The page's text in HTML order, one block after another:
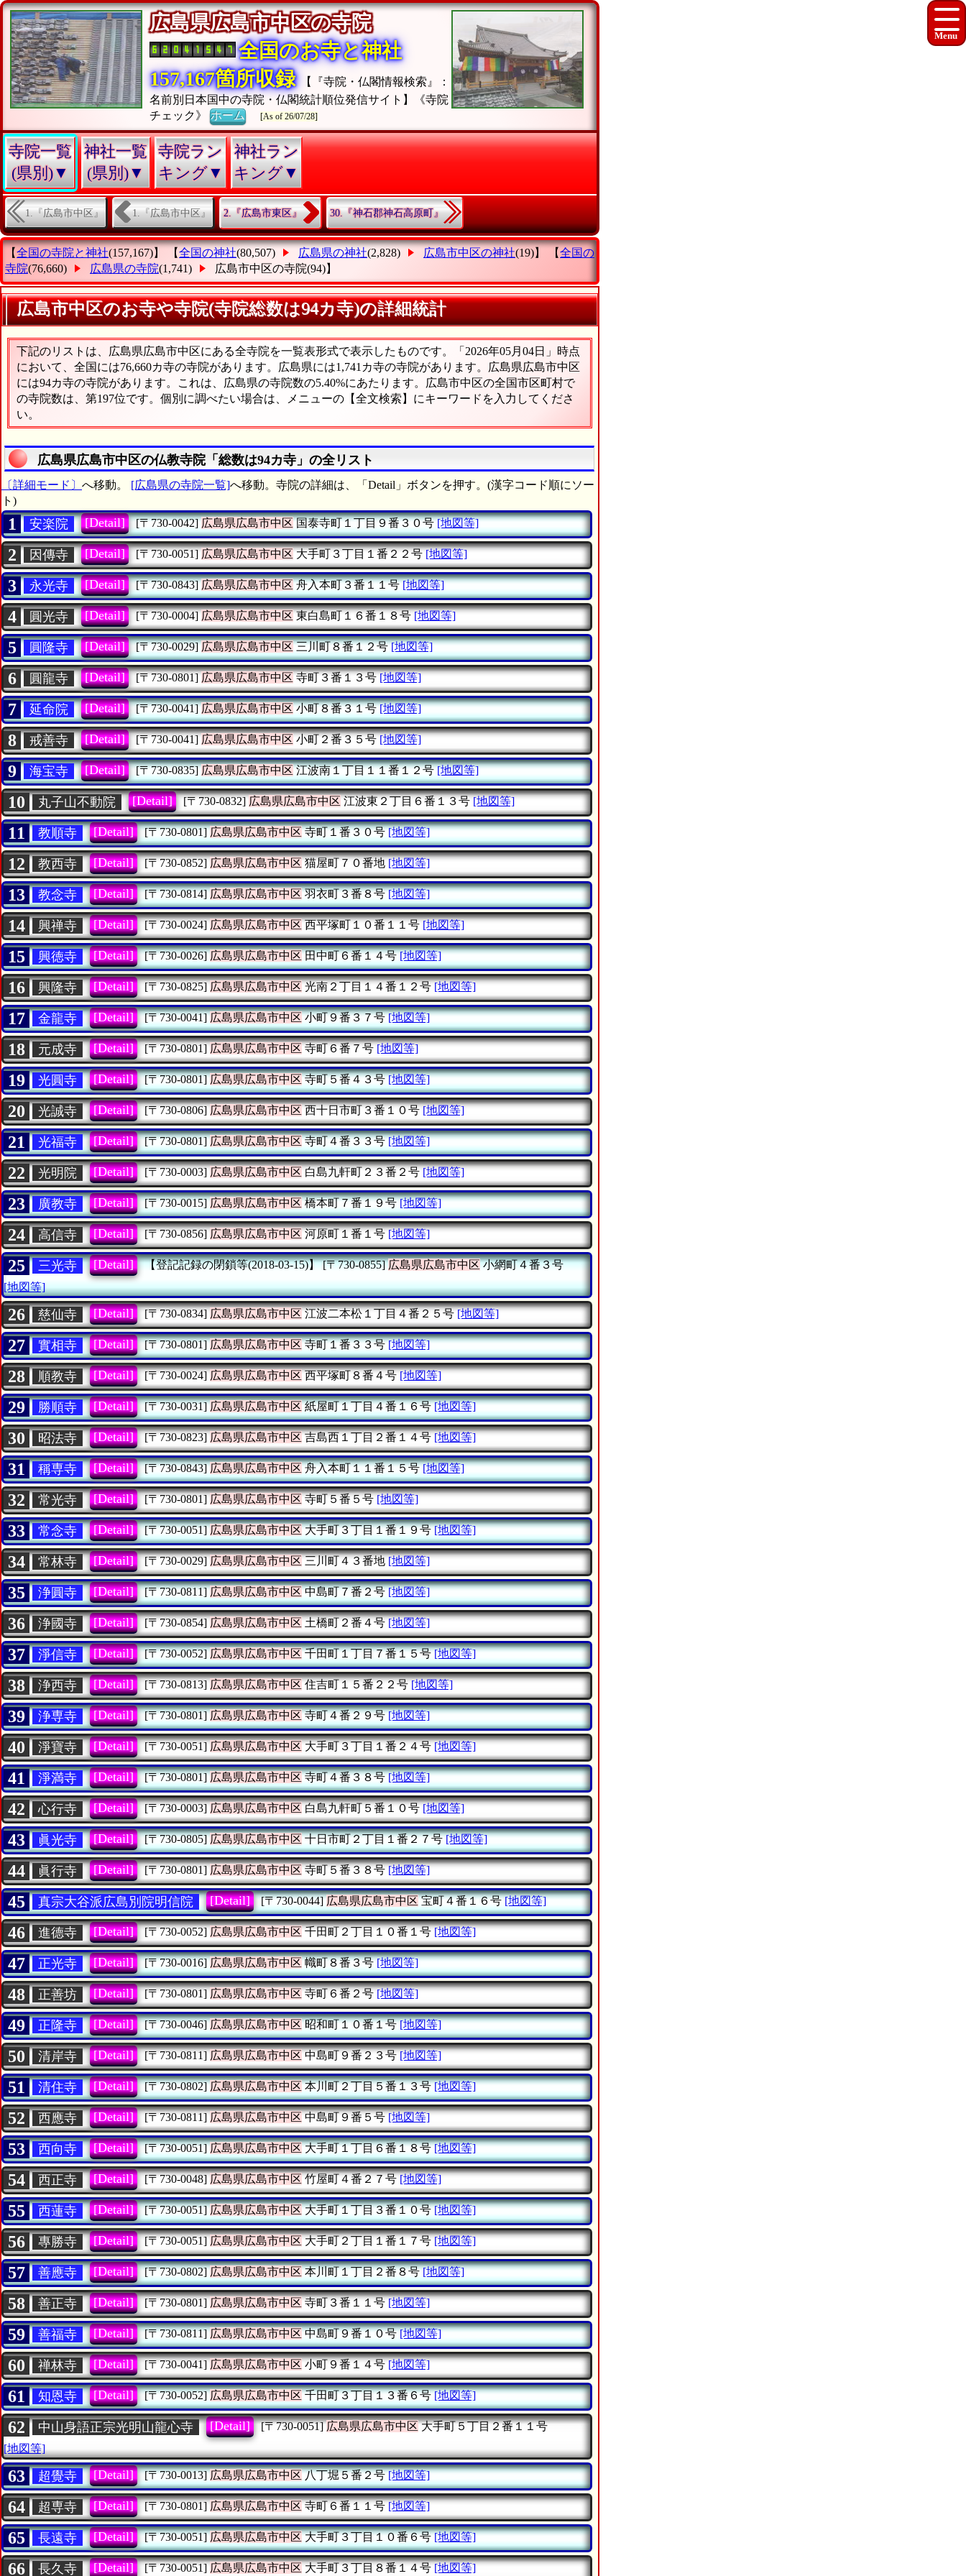
広島県広島市中区の寺院
全国のお寺と神社
157,167箇所収録
【『寺院・仏閣情報検索』：
名前別日本国中の寺院・仏閣統計順位発信サイト】《寺院
チェック》ホーム [As of 26/07/28]
寺院一覧
(県別)▼
神社一覧
(県別)▼
寺院ラン
キング▼
神社ラン
キング▼
1.『広島市中区』 1.『広島市中区』 2.『広島市東区』 30.『神石郡神石高原町』
【全国の寺院と神社(157,167)】 【全国の神社(80,507) 広島県の神社(2,828) 広島市中区の神社(19)】 【全国の
寺院(76,660) 広島県の寺院(1,741) 広島市中区の寺院(94)】
広島市中区のお寺や寺院(寺院総数は94カ寺)の詳細統計
下記のリストは、広島県広島市中区にある全寺院を一覧表形式で表示したものです。「2026年05月04日」時点
において、全国には76,660カ寺の寺院があります。広島県には1,741カ寺の寺院があります。広島県広島市中区
には94カ寺の寺院があります。これは、広島県の寺院数の5.40%にあたります。広島市中区の全国市区町村で
の寺院数は、第197位です。個別に調べたい場合は、メニューの【全文検索】にキーワードを入力してくださ
い。
広島県広島市中区の仏教寺院「総数は94カ寺」の全リスト
〔詳細モード〕 へ移動。 [広島県の寺院一覧]へ移動。寺院の詳細は、「Detail」ボタンを押す。(漢字コード順にソー
ト)
1 安楽院 [Detail] [〒730-0042] 広島県広島市中区国泰寺町１丁目９番３０号 [地図等]
2 因傳寺 [Detail] [〒730-0051] 広島県広島市中区大手町３丁目１番２２号 [地図等]
3 永光寺 [Detail] [〒730-0843] 広島県広島市中区舟入本町３番１１号 [地図等]
4 圓光寺 [Detail] [〒730-0004] 広島県広島市中区東白島町１６番１８号 [地図等]
5 圓隆寺 [Detail] [〒730-0029] 広島県広島市中区三川町８番１２号 [地図等]
6 圓龍寺 [Detail] [〒730-0801] 広島県広島市中区寺町３番１３号 [地図等]
7 延命院 [Detail] [〒730-0041] 広島県広島市中区小町８番３１号 [地図等]
8 戒善寺 [Detail] [〒730-0041] 広島県広島市中区小町２番３５号 [地図等]
9 海宝寺 [Detail] [〒730-0835] 広島県広島市中区江波南１丁目１１番１２号 [地図等]
10 丸子山不動院 [Detail] [〒730-0832] 広島県広島市中区江波東２丁目６番１３号 [地図等]
11 教順寺 [Detail] [〒730-0801] 広島県広島市中区寺町１番３０号 [地図等]
12 教西寺 [Detail] [〒730-0852] 広島県広島市中区猫屋町７０番地 [地図等]
13 教念寺 [Detail] [〒730-0814] 広島県広島市中区羽衣町３番８号 [地図等]
14 興禅寺 [Detail] [〒730-0024] 広島県広島市中区西平塚町１０番１１号 [地図等]
15 興徳寺 [Detail] [〒730-0026] 広島県広島市中区田中町６番１４号 [地図等]
16 興隆寺 [Detail] [〒730-0825] 広島県広島市中区光南２丁目１４番１２号 [地図等]
17 金龍寺 [Detail] [〒730-0041] 広島県広島市中区小町９番３７号 [地図等]
18 元成寺 [Detail] [〒730-0801] 広島県広島市中区寺町６番７号 [地図等]
19 光圓寺 [Detail] [〒730-0801] 広島県広島市中区寺町５番４３号 [地図等]
20 光誠寺 [Detail] [〒730-0806] 広島県広島市中区西十日市町３番１０号 [地図等]
21 光福寺 [Detail] [〒730-0801] 広島県広島市中区寺町４番３３号 [地図等]
22 光明院 [Detail] [〒730-0003] 広島県広島市中区白島九軒町２３番２号 [地図等]
23 廣教寺 [Detail] [〒730-0015] 広島県広島市中区橋本町７番１９号 [地図等]
24 高信寺 [Detail] [〒730-0856] 広島県広島市中区河原町１番１号 [地図等]
25 三光寺 [Detail] 【登記記録の閉鎖等(2018-03-15)】 [〒730-0855] 広島県広島市中区小網町４番３号
[地図等]
26 慈仙寺 [Detail] [〒730-0834] 広島県広島市中区江波二本松１丁目４番２５号 [地図等]
27 實相寺 [Detail] [〒730-0801] 広島県広島市中区寺町１番３３号 [地図等]
28 順教寺 [Detail] [〒730-0024] 広島県広島市中区西平塚町８番４号 [地図等]
29 勝順寺 [Detail] [〒730-0031] 広島県広島市中区紙屋町１丁目４番１６号 [地図等]
30 昭法寺 [Detail] [〒730-0823] 広島県広島市中区吉島西１丁目２番１４号 [地図等]
31 稱専寺 [Detail] [〒730-0843] 広島県広島市中区舟入本町１１番１５号 [地図等]
32 常光寺 [Detail] [〒730-0801] 広島県広島市中区寺町５番５号 [地図等]
33 常念寺 [Detail] [〒730-0051] 広島県広島市中区大手町３丁目１番１９号 [地図等]
34 常林寺 [Detail] [〒730-0029] 広島県広島市中区三川町４３番地 [地図等]
35 浄圓寺 [Detail] [〒730-0811] 広島県広島市中区中島町７番２号 [地図等]
36 浄國寺 [Detail] [〒730-0854] 広島県広島市中区土橋町２番４号 [地図等]
37 淨信寺 [Detail] [〒730-0052] 広島県広島市中区千田町１丁目７番１５号 [地図等]
38 浄西寺 [Detail] [〒730-0813] 広島県広島市中区住吉町１５番２２号 [地図等]
39 浄専寺 [Detail] [〒730-0801] 広島県広島市中区寺町４番２９号 [地図等]
40 淨寶寺 [Detail] [〒730-0051] 広島県広島市中区大手町３丁目１番２４号 [地図等]
41 淨満寺 [Detail] [〒730-0801] 広島県広島市中区寺町４番３８号 [地図等]
42 心行寺 [Detail] [〒730-0003] 広島県広島市中区白島九軒町５番１０号 [地図等]
43 眞光寺 [Detail] [〒730-0805] 広島県広島市中区十日市町２丁目１番２７号 [地図等]
44 眞行寺 [Detail] [〒730-0801] 広島県広島市中区寺町５番３８号 [地図等]
45 真宗大谷派広島別院明信院 [Detail] [〒730-0044] 広島県広島市中区宝町４番１６号 [地図等]
46 進德寺 [Detail] [〒730-0052] 広島県広島市中区千田町２丁目１０番１号 [地図等]
47 正光寺 [Detail] [〒730-0016] 広島県広島市中区幟町８番３号 [地図等]
48 正善坊 [Detail] [〒730-0801] 広島県広島市中区寺町６番２号 [地図等]
49 正隆寺 [Detail] [〒730-0046] 広島県広島市中区昭和町１０番１号 [地図等]
50 清岸寺 [Detail] [〒730-0811] 広島県広島市中区中島町９番２３号 [地図等]
51 清住寺 [Detail] [〒730-0802] 広島県広島市中区本川町２丁目５番１３号 [地図等]
52 西應寺 [Detail] [〒730-0811] 広島県広島市中区中島町９番５号 [地図等]
53 西向寺 [Detail] [〒730-0051] 広島県広島市中区大手町１丁目６番１８号 [地図等]
54 西正寺 [Detail] [〒730-0048] 広島県広島市中区竹屋町４番２７号 [地図等]
55 西蓮寺 [Detail] [〒730-0051] 広島県広島市中区大手町１丁目３番１０号 [地図等]
56 專勝寺 [Detail] [〒730-0051] 広島県広島市中区大手町２丁目１番１７号 [地図等]
57 善應寺 [Detail] [〒730-0802] 広島県広島市中区本川町１丁目２番８号 [地図等]
58 善正寺 [Detail] [〒730-0801] 広島県広島市中区寺町３番１１号 [地図等]
59 善福寺 [Detail] [〒730-0811] 広島県広島市中区中島町９番１０号 [地図等]
60 禅林寺 [Detail] [〒730-0041] 広島県広島市中区小町９番１４号 [地図等]
61 知恩寺 [Detail] [〒730-0052] 広島県広島市中区千田町３丁目１３番６号 [地図等]
62 中山身語正宗光明山龍心寺 [Detail] [〒730-0051] 広島県広島市中区大手町５丁目２番１１号
[地図等]
63 超覺寺 [Detail] [〒730-0013] 広島県広島市中区八丁堀５番２号 [地図等]
64 超専寺 [Detail] [〒730-0801] 広島県広島市中区寺町６番１１号 [地図等]
65 長遠寺 [Detail] [〒730-0051] 広島県広島市中区大手町３丁目１０番６号 [地図等]
66 長久寺 [Detail] [〒730-0051] 広島県広島市中区大手町３丁目８番１４号 [地図等]